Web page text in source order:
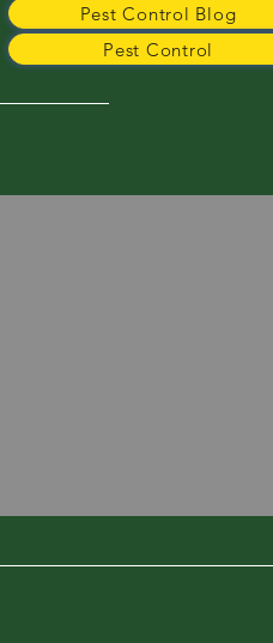
Pest Control Blog
Pest Control